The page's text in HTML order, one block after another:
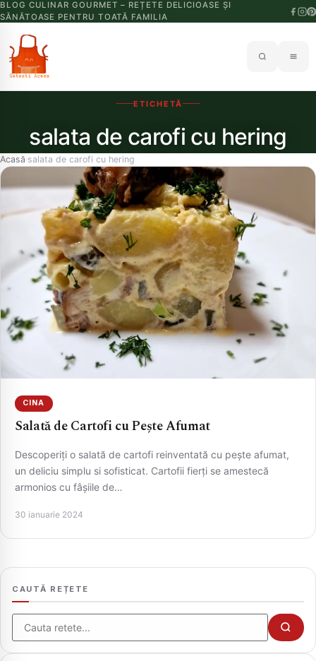
BLOG CULINAR GOURMET – REȚETE DELICIOASE ȘI
SĂNĂTOASE PENTRU TOATĂ FAMILIA
ETICHETĂ
salata de carofi cu hering
Acasă›salata de carofi cu hering
CINA
Salată de Cartofi cu Pește Afumat
Descoperiți o salată de cartofi reinventată cu pește afumat,
un deliciu simplu si sofisticat. Cartofii fierți se amestecă
armonios cu fâșiile de…
30 ianuarie 2024
CAUTĂ REȚETE
Cauta